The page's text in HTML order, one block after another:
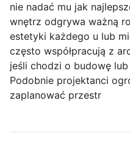
nie nadać mu jak
wnętrz odgrywa ważną
estetyki każdego u lub
często współpracują z
jeśli chodzi o budowę
Podobnie projektanci
zaplanować przestr